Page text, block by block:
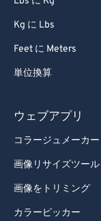
Kg に Lbs
Feet に Meters
単位換算
ウェブアプリ
コラージュメーカー
画像リサイズツール
画像をトリミング
カラーピッカー